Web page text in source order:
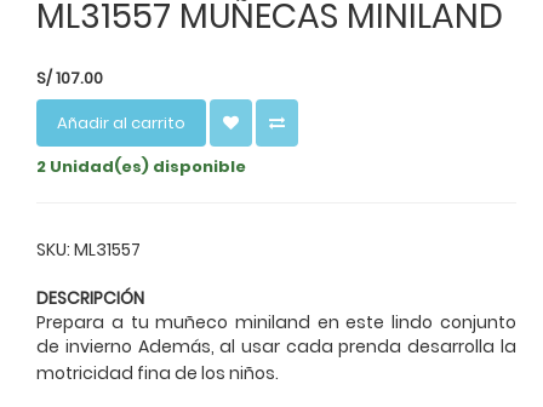
ML31557 MUÑECAS MINILAND
S/107.00
Añadir al carrito
2 Unidad(es) disponible
SKU: ML31557
DESCRIPCIÓN
Prepara a tu muñeco miniland en este lindo conjunto
de invierno Además, al usar cada prenda desarrolla la
motricidad fina de los niños.